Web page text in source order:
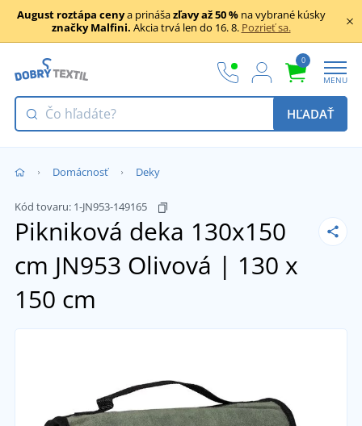
August roztápa cenya prinášazľavy až 50 %na vybrané kúsky
značky Malfini. Akcia trvá len do 16. 8. Pozrieť sa.
0
MENU
HĽADAŤ
Domácnosť Deky
Kód tovaru: 1-JN953-149165
Pikniková deka 130x150
cm JN953 Olivová | 130 x
150 cm